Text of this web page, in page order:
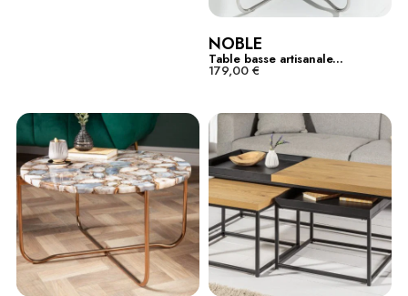
NOBLE
Table basse artisanale...
179,00 €